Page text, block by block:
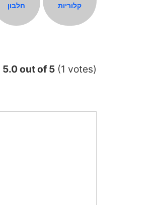
קלוריות חלבון
5.0out of 5 (1 votes)